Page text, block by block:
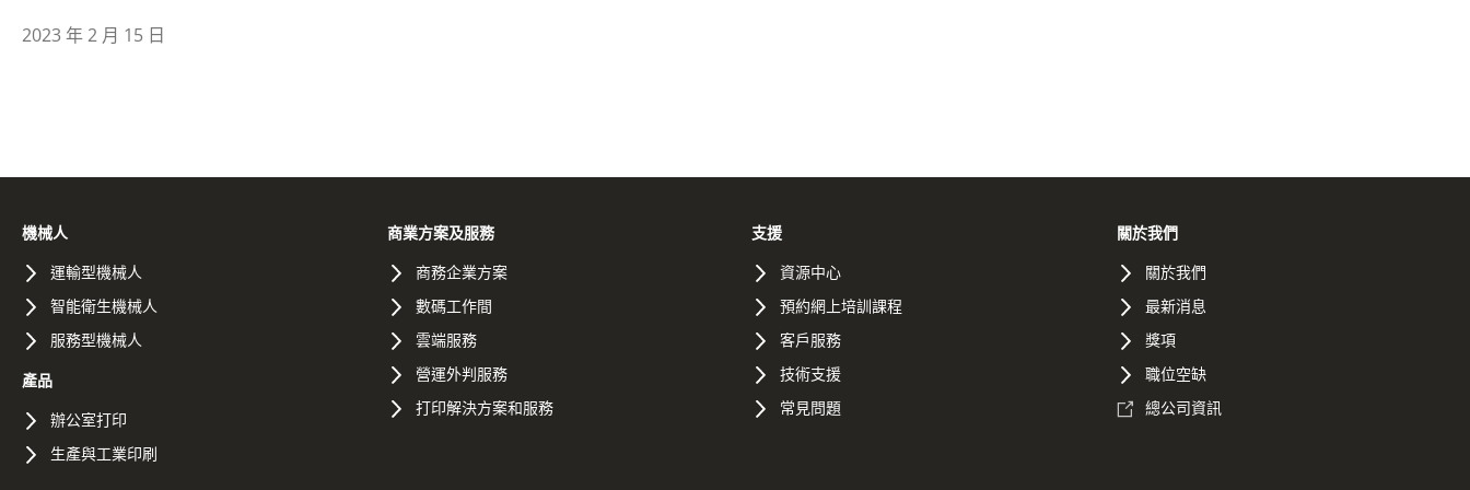
2023 年 2 月 15 日
機械人
運輸型機械人
智能衛生機械人
服務型機械人
產品
辦公室打印
生產與工業印刷
商業方案及服務
商務企業方案
數碼工作間
雲端服務
營運外判服務
打印解決方案和服務
支援
資源中心
預約網上培訓課程
客戶服務
技術支援
常見問題
關於我們
關於我們
最新消息
獎項
職位空缺
總公司資訊